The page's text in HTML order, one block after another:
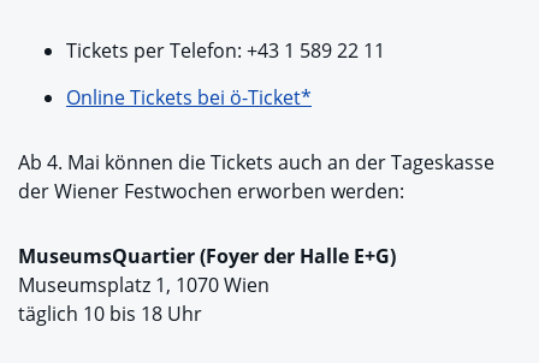
Tickets per Telefon: +43 1 589 22 11
Online Tickets bei ö-Ticket*
Ab 4. Mai können die Tickets auch an der Tageskasse
der Wiener Festwochen erworben werden:
MuseumsQuartier (Foyer der Halle E+G)
Museumsplatz 1, 1070 Wien
täglich 10 bis 18 Uhr